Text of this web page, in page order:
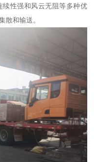
性强和风云无阻等多种优
散和输送。